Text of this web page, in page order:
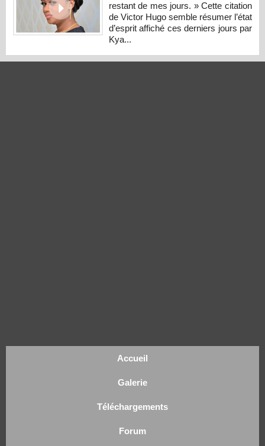
restant de mes jours. » Cette citation
de Victor Hugo semble résumer l’état
d’esprit affiché ces derniers jours par
Kya...
Accueil
Galerie
Téléchargements
Forum